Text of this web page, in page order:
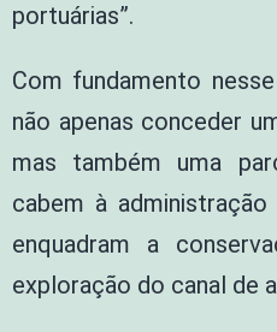
portuárias”.
Com fundamento
não apenas conceder
mas também uma
cabem à
enquadram a
exploração do canal de